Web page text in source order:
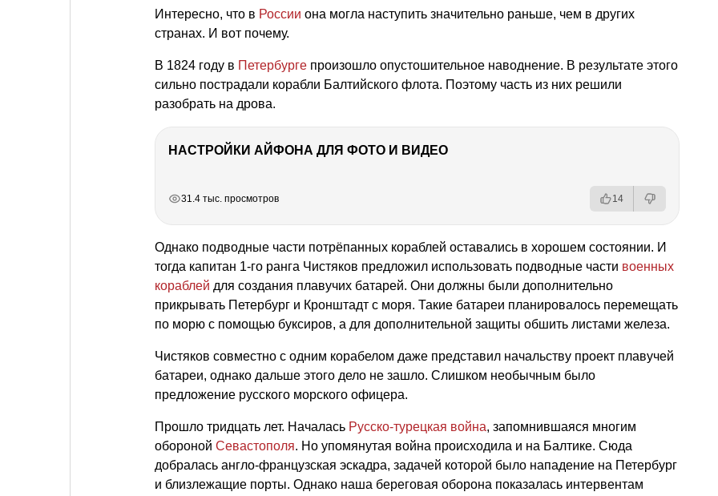
Интересно, что в России она могла наступить значительно раньше, чем в других
странах. И вот почему.
В 1824 году в Петербурге произошло опустошительное наводнение. В результате этого
сильно пострадали корабли Балтийского флота. Поэтому часть из них решили
разобрать на дрова.
НАСТРОЙКИ АЙФОНА ДЛЯ ФОТО И ВИДЕО
31.4 тыс. просмотров 14
Однако подводные части потрёпанных кораблей оставались в хорошем состоянии. И
тогда капитан 1-го ранга Чистяков предложил использовать подводные части военных
кораблей для создания плавучих батарей. Они должны были дополнительно
прикрывать Петербург и Кронштадт с моря. Такие батареи планировалось перемещать
по морю с помощью буксиров, а для дополнительной защиты обшить листами железа.
Чистяков совместно с одним корабелом даже представил начальству проект плавучей
батареи, однако дальше этого дело не зашло. Слишком необычным было
предложение русского морского офицера.
Прошло тридцать лет. Началась Русско-турецкая война, запомнившаяся многим
обороной Севастополя. Но упомянутая война происходила и на Балтике. Сюда
добралась англо-французская эскадра, задачей которой было нападение на Петербург
и близлежащие порты. Однако наша береговая оборона показалась интервентам